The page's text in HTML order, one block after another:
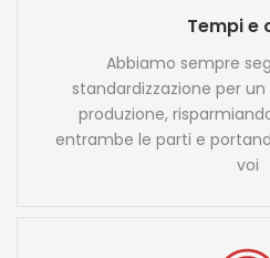
Tempi e
Abbiamo sempre
standardizzazione per
produzione,
entrambe le parti e
voi